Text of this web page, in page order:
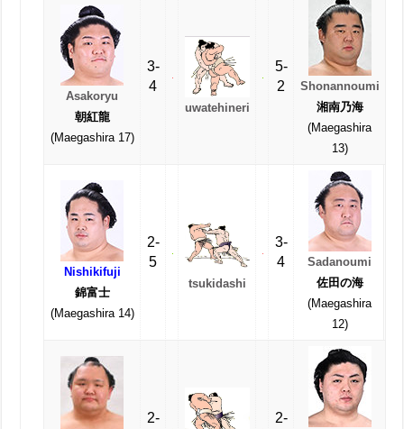
Asakoryu
朝紅龍
(Maegashira 17)
3-
4
uwatehineri
5-
2
Shonannoumi
湘南乃海
(Maegashira
13)
Nishikifuji
錦富士
(Maegashira 14)
2-
5
tsukidashi
3-
4
Sadanoumi
佐田の海
(Maegashira
12)
2-
2-